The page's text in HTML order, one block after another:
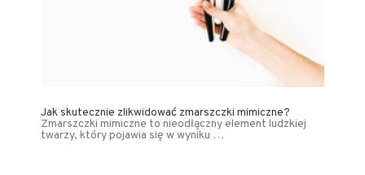
Jak skutecznie zlikwidować zmarszczki mimiczne?
Zmarszczki mimiczne to nieodłączny element ludzkiej
twarzy, który pojawia się w wyniku …